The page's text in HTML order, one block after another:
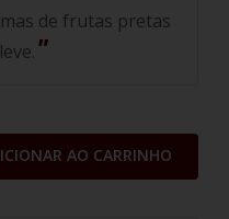
de frutas pretas
AO CARRINHO